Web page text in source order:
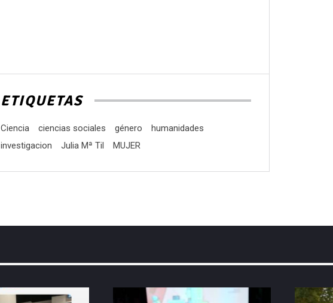
ETIQUETAS
Ciencia ciencias sociales género
humanidades
investigacion
Julia Mª Til MUJER